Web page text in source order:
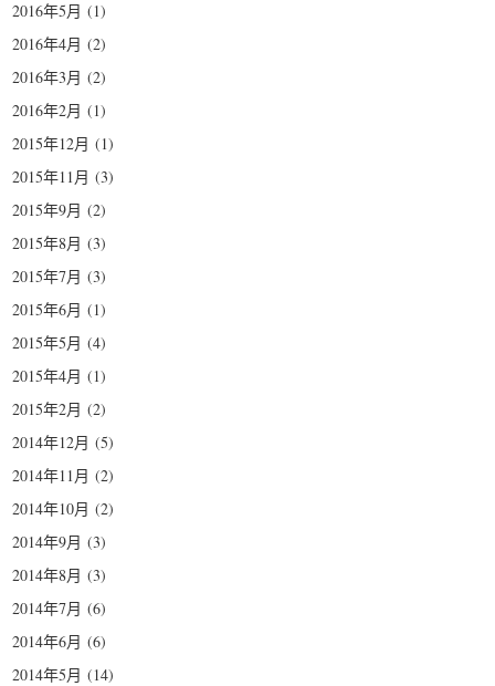
2016年5月 (1)
2016年4月 (2)
2016年3月 (2)
2016年2月 (1)
2015年12月 (1)
2015年11月 (3)
2015年9月 (2)
2015年8月 (3)
2015年7月 (3)
2015年6月 (1)
2015年5月 (4)
2015年4月 (1)
2015年2月 (2)
2014年12月 (5)
2014年11月 (2)
2014年10月 (2)
2014年9月 (3)
2014年8月 (3)
2014年7月 (6)
2014年6月 (6)
2014年5月 (14)